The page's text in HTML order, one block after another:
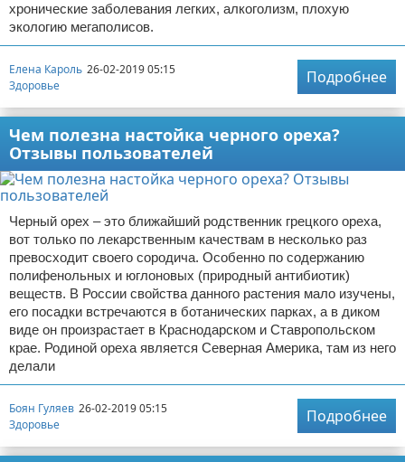
хронические заболевания легких, алкоголизм, плохую
экологию мегаполисов.
Елена Кароль 26-02-2019 05:15
Здоровье
Подробнее
Чем полезна настойка черного ореха?
Отзывы пользователей
Черный орех – это ближайший родственник грецкого ореха,
вот только по лекарственным качествам в несколько раз
превосходит своего сородича. Особенно по содержанию
полифенольных и юглоновых (природный антибиотик)
веществ. В России свойства данного растения мало изучены,
его посадки встречаются в ботанических парках, а в диком
виде он произрастает в Краснодарском и Ставропольском
крае. Родиной ореха является Северная Америка, там из него
делали
Боян Гуляев 26-02-2019 05:15
Здоровье
Подробнее